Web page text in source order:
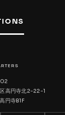
高円寺北2-22-1
円寺B1F